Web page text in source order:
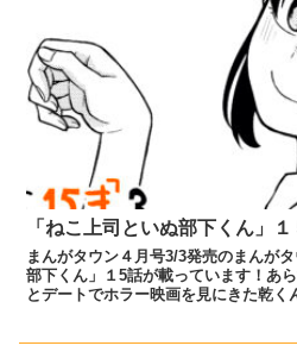
「ねこ上司といぬ部下くん」
まんがタウン４月号3/3発売のまんが
部下くん」１5話が載っています！あ
とデートでホラー映画を見にきた乾く